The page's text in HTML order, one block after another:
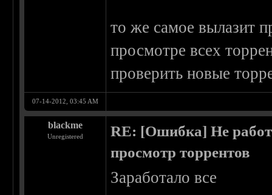
то же самое вылазит
просмотре всех
проверить новые
07-14-2012, 03:45 AM
blackme
Unregistered
RE: [Ошибка] Не
просмотр торрентов
Заработало все